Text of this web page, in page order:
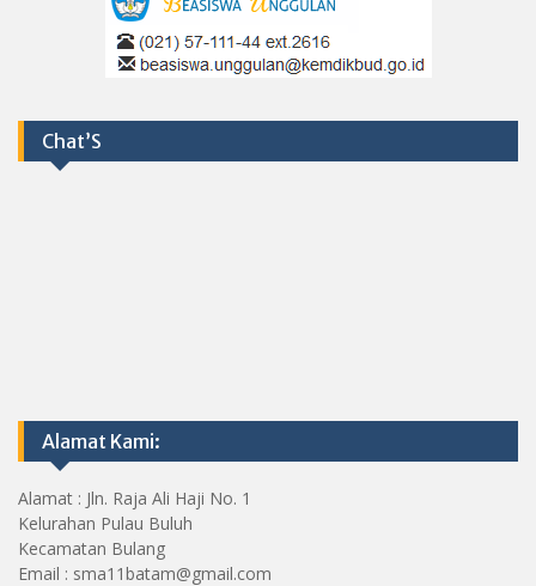
Chat’S
Alamat Kami:
Alamat : Jln. Raja Ali Haji No. 1
Kelurahan Pulau Buluh
Kecamatan Bulang
Email : sma11batam@gmail.com